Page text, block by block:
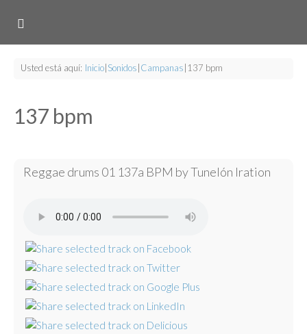
Usted está aquí: Inicio Sonidos Campanas 137 bpm
137 bpm
Reggae drums 01 137a BPM by Tunelón Iration